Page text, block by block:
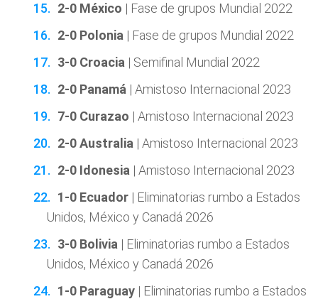
2-0 México | Fase de grupos Mundial 2022
2-0 Polonia | Fase de grupos Mundial 2022
3-0 Croacia | Semifinal Mundial 2022
2-0 Panamá | Amistoso Internacional 2023
7-0 Curazao | Amistoso Internacional 2023
2-0 Australia | Amistoso Internacional 2023
2-0 Idonesia | Amistoso Internacional 2023
1-0 Ecuador | Eliminatorias rumbo a Estados
Unidos, México y Canadá 2026
3-0 Bolivia | Eliminatorias rumbo a Estados
Unidos, México y Canadá 2026
1-0 Paraguay | Eliminatorias rumbo a Estados